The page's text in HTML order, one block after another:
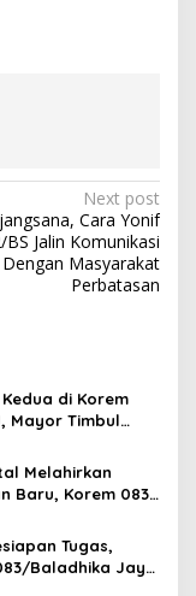
Next post
Cara Yonif
BS Jalin Komunikasi
Dengan Masyarakat
Perbatasan
di Korem
Mayor Timbul
Melahirkan
Baru, Korem 083
BangsaTugas,
Baladhika Jaya